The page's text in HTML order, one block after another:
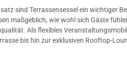
sind Terrassensessel ein wichtiger
maßgeblich, wie wohl sich Gäste
Als flexibles
bis hin zur exklusiven Rooftop-